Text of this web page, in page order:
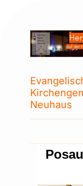
Neuhaus